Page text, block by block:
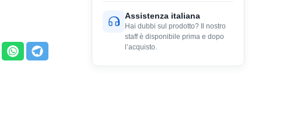
Assistenza italiana
Hai dubbi sul prodotto? Il nostro
staff è disponibile prima e dopo
l’acquisto.